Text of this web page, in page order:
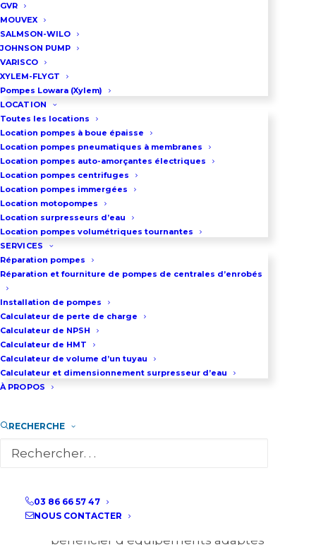
GVR
MOUVEX
SALMSON-WILO
JOHNSON PUMP
VARISCO
XYLEM-FLYGT
Pompes Lowara (Xylem)
LOCATION
Toutes les locations
Location pompes à boue épaisse
Location pompes pneumatiques à membranes
Location pompes auto-amorçantes électriques
Location pompes centrifuges
Location pompes immergées
Location motopompes
Location surpresseurs d’eau
Location pompes volumétriques tournantes
SERVICES
Réparation pompes
Réparation et fourniture de pompes de centrales d’enrobés
Installation de pompes
Calculateur de perte de charge
Calculateur de NPSH
Calculateur de HMT
Calculateur de volume d’un tuyau
Calculateur et dimensionnement surpresseur d’eau
À PROPOS
RECHERCHE
03 86 66 57 47
NOUS CONTACTER
protection primordiale pour
exigences réglementaires strictes
en matière de prévention des
pollutions.
Lorsqu’un bac de rétention se
remplit, que ce soit suite à un
déversement accidentel, à des
précipitations ou lors d’opérations
de nettoyage, il devient nécessaire
de le vider efficacement. Cette
opération, bien que semblant
simple en apparence, requiert une
réflexion technique approfondie
pour sélectionner l’équipement le
plus adapté au liquide à pomper
et aux conditions spécifiques
techniques, des solutions de
disponibles pour les
professionnels souhaitant
bénéficier d’équipements adaptés